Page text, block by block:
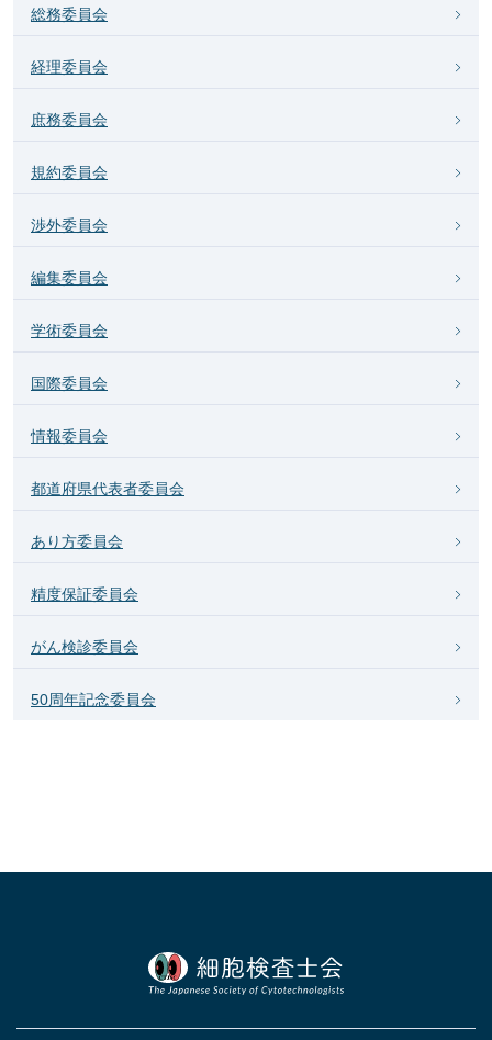
総務委員会
経理委員会
庶務委員会
規約委員会
渉外委員会
編集委員会
学術委員会
国際委員会
情報委員会
都道府県代表者委員会
あり方委員会
精度保証委員会
がん検診委員会
50周年記念委員会